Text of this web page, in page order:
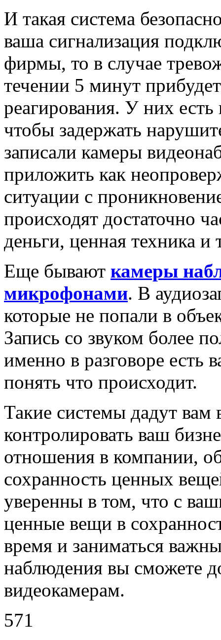
И такая система
ваша сигнализация
фирмы, то в случае
течении 5 минут
реагирования. У них
чтобы задержать
записали камеры
приложить как
ситуации с
происходят достаточно
деньги, ценная техника и
Еще бывают камеры
микрофонами. В
которые не попали в
Запись со звуком более
именно в разговоре есть
понять что происходит.
Такие системы дадут
контролировать ваш
отношения в компании,
сохранность ценных
уверенны в том, что с
ценные вещи в
время и заниматься
наблюдения вы сможете
видеокамерам.
571